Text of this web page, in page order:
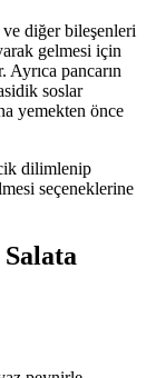
ve diğer bileşenleri
gelmesi için
pancarın
soslar
yemekten önce
dilimlenip
seçeneklerine